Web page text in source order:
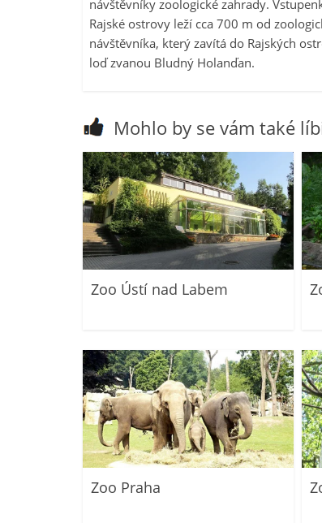
návštěvníky zoologické zahrady.
Rajské ostrovy leží cca 700 m od
návštěvníka, který zavítá do Rajských
loď zvanou Bludný Holanďan.
Mohlo by se vám také
Zoo Ústí nad Labem
Zoo Praha